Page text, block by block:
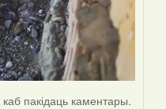
каб пакідаць каментары.